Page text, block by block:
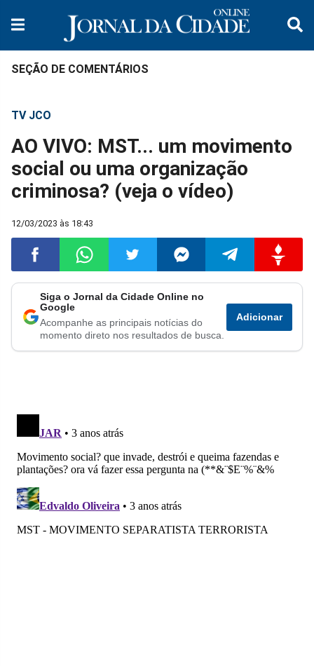
SEÇÃO DE COMENTÁRIOS
TV JCO
AO VIVO: MST... um movimento
social ou uma organização
criminosa? (veja o vídeo)
12/03/2023 às 18:43
Compartilhar
no
Compartilhar
no
Compartilhar
no
Compartilhar
no
Compartilhar
no
no
Siga o Jornal da Cidade Online no
Google
Acompanhe as principais notícias do
momento direto nos resultados de busca.
Adicionar